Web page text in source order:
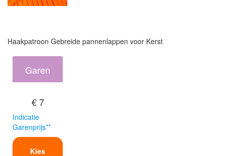
Haakpatroon Gebreide pannenlappen voor Kerst
Garen
€ 7
Indicatie
Garenprijs**
Kies